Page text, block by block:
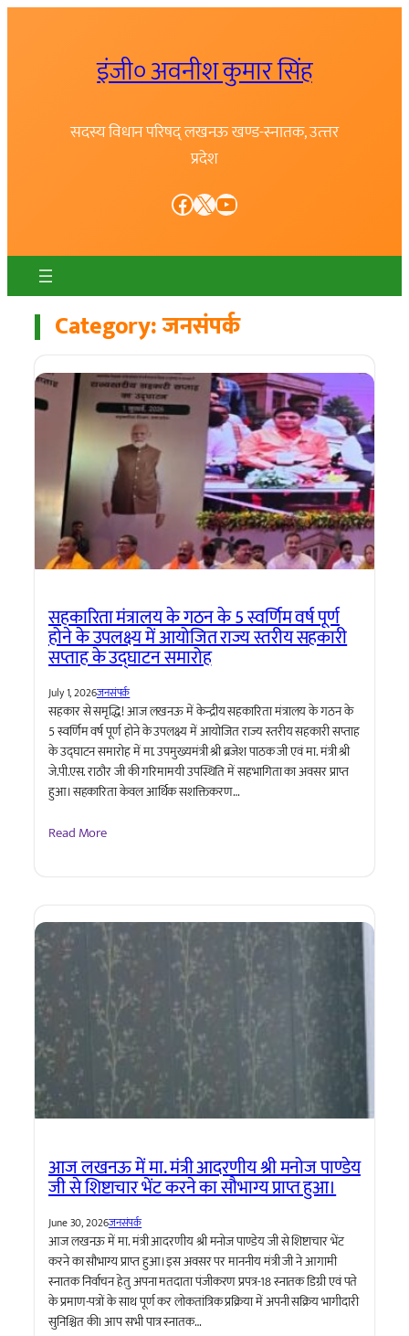
इंजी० अवनीश कुमार सिंह
सदस्य विधान परिषद् लखनऊ खण्ड-स्नातक, उत्त्तर
प्रदेश
Facebook X YouTube
Category:जनसंपर्क
सहकारिता मंत्रालय के गठन के 5 स्वर्णिम वर्ष पूर्ण
होने के उपलक्ष्य में आयोजित राज्य स्तरीय सहकारी
सप्ताह के उद्घाटन समारोह
July 1, 2026जनसंपर्क
सहकार से समृद्धि! आज लखनऊ में केन्द्रीय सहकारिता मंत्रालय के गठन के
5 स्वर्णिम वर्ष पूर्ण होने के उपलक्ष्य में आयोजित राज्य स्तरीय सहकारी सप्ताह
के उद्घाटन समारोह में मा. उपमुख्यमंत्री श्री ब्रजेश पाठक जी एवं मा. मंत्री श्री
जे.पी.एस. राठौर जी की गरिमामयी उपस्थिति में सहभागिता का अवसर प्राप्त
हुआ। सहकारिता केवल आर्थिक सशक्तिकरण…
Read More
आज लखनऊ में मा. मंत्री आदरणीय श्री मनोज पाण्डेय
जी से शिष्टाचार भेंट करने का सौभाग्य प्राप्त हुआ।
June 30, 2026जनसंपर्क
आज लखनऊ में मा. मंत्री आदरणीय श्री मनोज पाण्डेय जी से शिष्टाचार भेंट
करने का सौभाग्य प्राप्त हुआ। इस अवसर पर माननीय मंत्री जी ने आगामी
स्नातक निर्वाचन हेतु अपना मतदाता पंजीकरण प्रपत्र-18 स्नातक डिग्री एवं पते
के प्रमाण-पत्रों के साथ पूर्ण कर लोकतांत्रिक प्रक्रिया में अपनी सक्रिय भागीदारी
सुनिश्चित की। आप सभी पात्र स्नातक…